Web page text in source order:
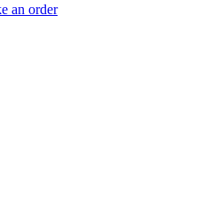
an order